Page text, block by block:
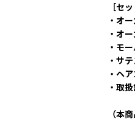
［セ
・オ
・オ
・モ
・サ
・ヘ
・取
（本